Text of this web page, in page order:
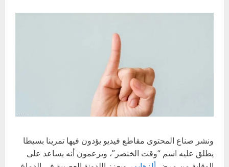
ونشر صناع المحتوى مقاطع فيديو يؤدون فيها تمرينا بسيطا
يطلق عليه اسم “وقت الخنصر”، ويزعمون أنه يساعد على